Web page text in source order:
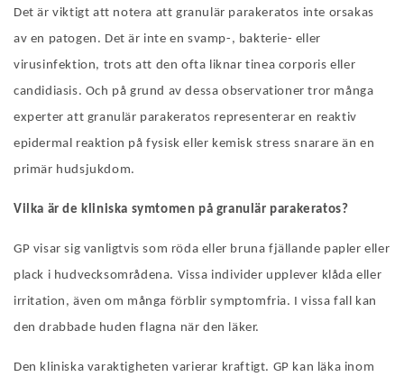
Det är viktigt att notera att granulär parakeratos inte orsakas
av en patogen. Det är inte en svamp-, bakterie- eller
virusinfektion, trots att den ofta liknar tinea corporis eller
candidiasis. Och pågrund av dessa observationer tror många
experter att granulär parakeratos representerar en reaktiv
epidermal reaktion på fysisk eller kemisk stress snarare än en
primär hudsjukdom.
Vilka är de kliniska symtomen på granulär parakeratos?
GP visar sig vanligtvis som röda eller bruna fjällande papler eller
plack i hudvecksområdena. Vissa individer upplever klåda eller
irritation, även om många förblir symptomfria. I vissa fall kan
den drabbade huden flagna när den läker.
Den kliniska varaktigheten varierar kraftigt. GP kan läka inom